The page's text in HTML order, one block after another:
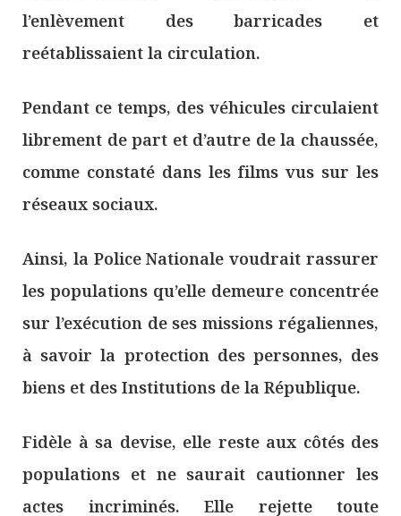
l’enlèvement des barricades et
reétablissaient la circulation.
Pendant ce temps, des véhicules circulaient
librement de part et d’autre de la chaussée,
comme constaté dans les films vus sur les
réseaux sociaux.
Ainsi, la Police Nationale voudrait rassurer
les populations qu’elle demeure concentrée
sur l’exécution de ses missions régaliennes,
à savoir la protection des personnes, des
biens et des Institutions de la République.
Fidèle à sa devise, elle reste aux côtés des
populations et ne saurait cautionner les
actes incriminés. Elle rejette toute